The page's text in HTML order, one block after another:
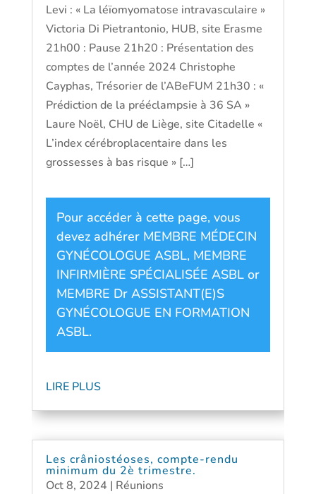
Levi : « La léïomyomatose intravasculaire »
Victoria Di Pietrantonio, HUB, site Erasme
21h00 : Pause 21h20 : Présentation des
comptes de l’année 2024 Christophe
Cayphas, Trésorier de l’ABeFUM 21h30 : «
Prédiction de la prééclampsie à 36 SA »
Laure Noël, CHU de Liège, site Citadelle «
L’index cérébroplacentaire dans les
grossesses à bas risque » […]
Pour accéder à cette page, vous
devez adhérer MEMBRE MÉDECIN
GYNÉCOLOGUE ASBL, MEMBRE
INFIRMIÈRE SPÉCIALISÉE ASBLor
MEMBRE Dr ASSISTANT(E)S
GYNÉCOLOGUE EN FORMATION
ASBL.
LIRE PLUS
Les crâniostéoses, compte-rendu
minimum du 2è trimestre.
Oct 8, 2024 | Réunions